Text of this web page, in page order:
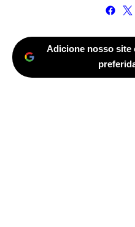
Adicione nosso site